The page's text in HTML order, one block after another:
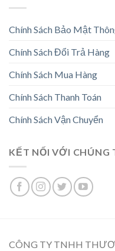
Chính Sách Bảo Mật
Chính Sách Đổi Trả Hàng
Chính Sách Mua Hàng
Chính Sách Thanh Toán
Chính Sách Vận Chuyển
KẾT NỐI VỚI CHÚNG
CÔNG TY TNHH